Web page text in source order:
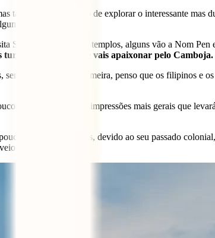
também tens a opção de explorar o interessante mas
Siem Reap e os seus templos, alguns vão a Nom Pen
turísticos, acho que te vais apaixonar pelo Camboja.
sem menosprezar a primeira, penso que os filipinos e
mais, mas uma das impressões mais gerais que
fluente em francês, devido ao seu passado colonial,
para ficar.